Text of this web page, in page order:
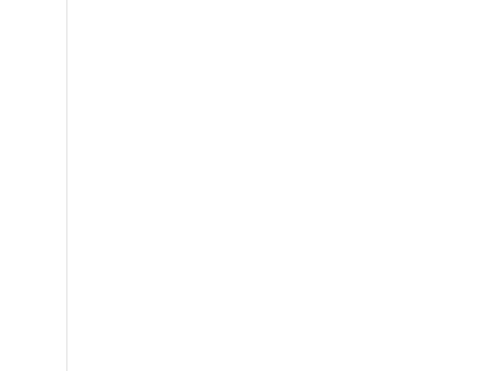
en Twitter
Brasil en Instagram
El País Brasil en Facebook